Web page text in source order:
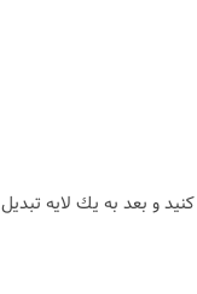
و بعد به يك لايه تبديل